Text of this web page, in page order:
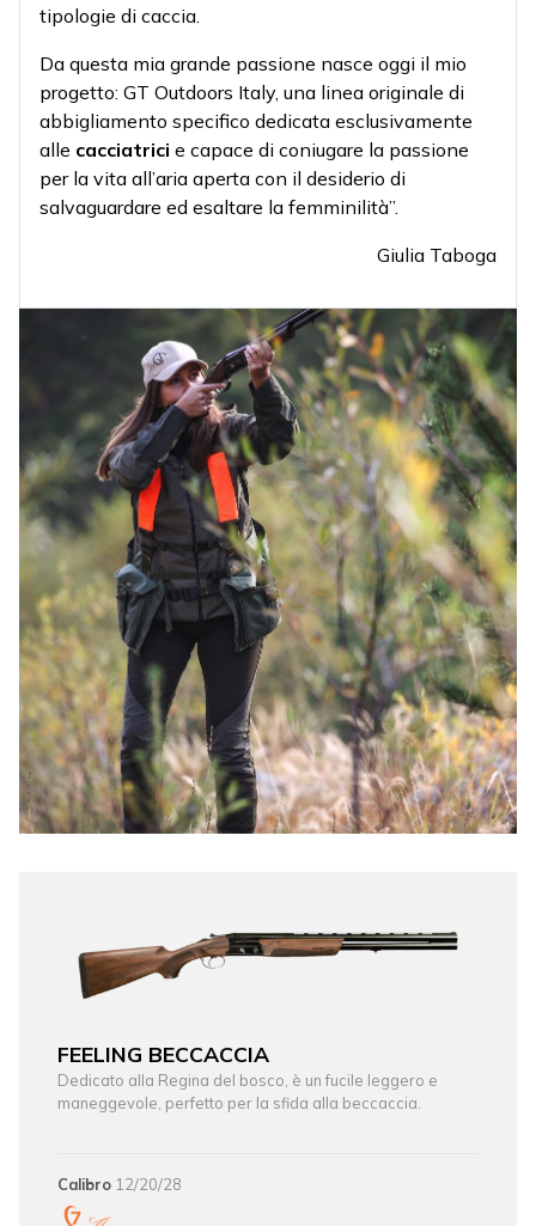
tipologie di caccia.
Da questa mia grande passione nasce oggi il mio
progetto: GT Outdoors Italy, una linea originale di
abbigliamento specifico dedicata esclusivamente
alle cacciatrici e capace di coniugare la passione
per la vita all’aria aperta con il desiderio di
salvaguardare ed esaltare la femminilità”.
Giulia Taboga
FEELING BECCACCIA
Dedicato alla Regina del bosco, è un fucile leggero e
maneggevole, perfetto per la sfida alla beccaccia.
Calibro 12/20/28